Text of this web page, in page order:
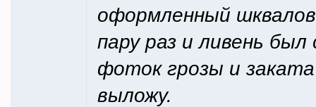
оформленный
пару раз и ливень
фоток грозы и
выложу.